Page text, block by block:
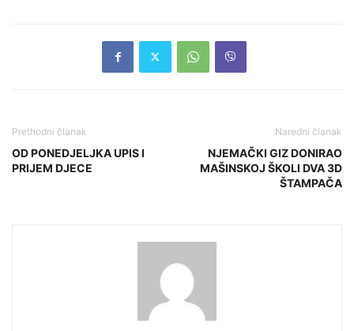
Prethodni članak
OD PONEDJELJKA UPIS I
PRIJEM DJECE
Naredni članak
NJEMAČKI GIZ DONIRAO
MAŠINSKOJ ŠKOLI DVA 3D
ŠTAMPAČA